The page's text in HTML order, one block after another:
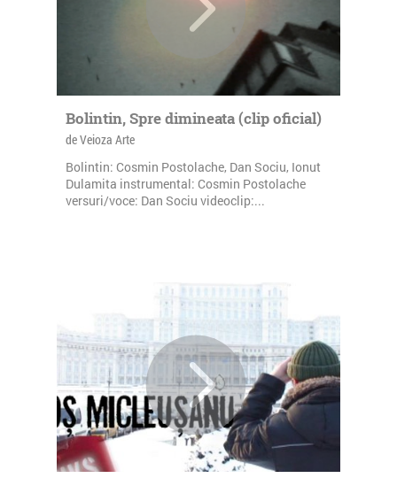
Bolintin, Spre dimineata (clip oficial)
de Veioza Arte
Bolintin: Cosmin Postolache, Dan Sociu, Ionut
Dulamita instrumental: Cosmin Postolache
versuri/voce: Dan Sociu videoclip:...